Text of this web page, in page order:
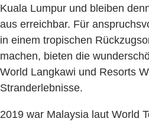
Kuala Lumpur und bleiben
aus erreichbar. Für
in einem tropischen
machen, bieten die
World Langkawi und Resorts
Stranderlebnisse.
2019 war Malaysia laut World